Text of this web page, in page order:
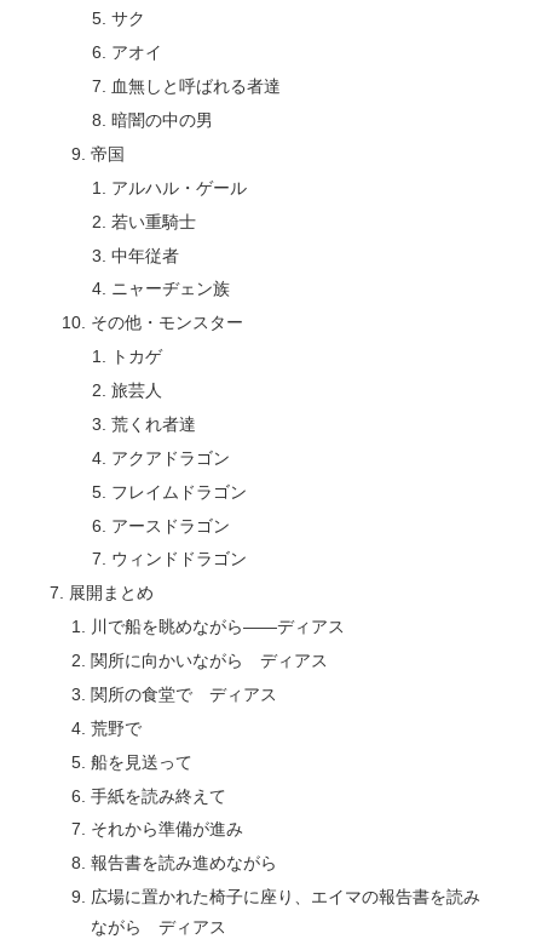
サク
アオイ
血無しと呼ばれる者達
暗闇の中の男
帝国
アルハル・ゲール
若い重騎士
中年従者
ニャーヂェン族
その他・モンスター
トカゲ
旅芸人
荒くれ者達
アクアドラゴン
フレイムドラゴン
アースドラゴン
ウィンドドラゴン
展開まとめ
川で船を眺めながら――ディアス
関所に向かいながら ディアス
関所の食堂で ディアス
荒野で
船を見送って
手紙を読み終えて
それから準備が進み
報告書を読み進めながら
広場に置かれた椅子に座り、エイマの報告書を読み
ながら ディアス